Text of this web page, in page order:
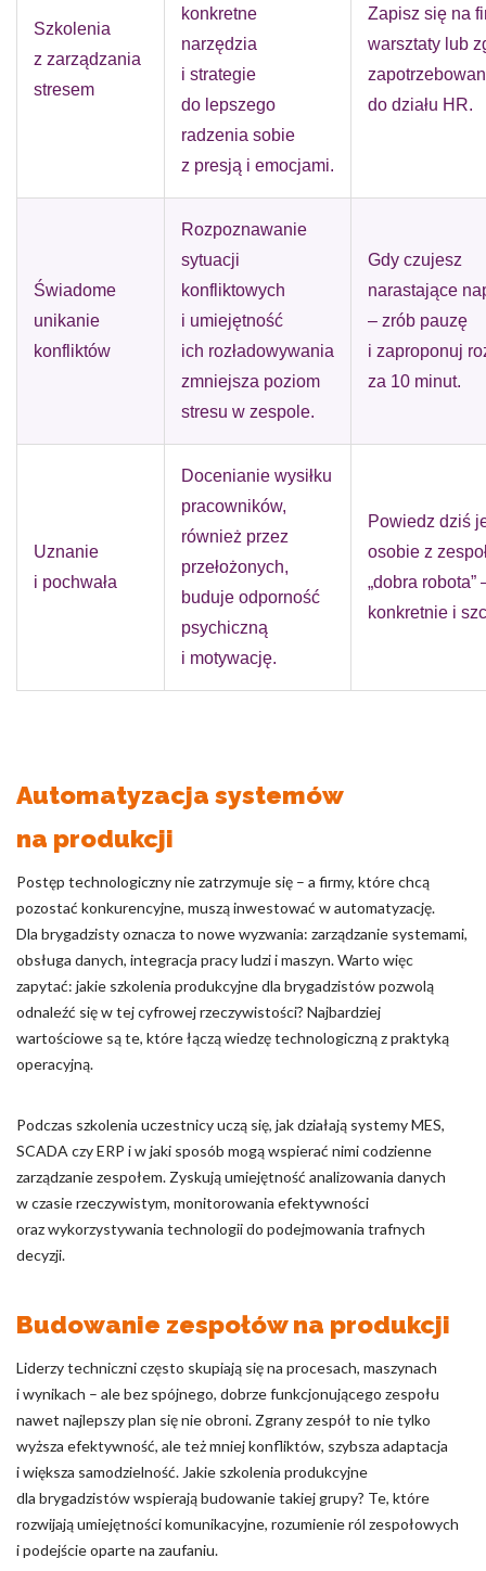
Szkolenia
z zarządzania
stresem
konkretne
narzędzia
i strategie
do lepszego
radzenia sobie
z presją i emocjami.
Zapisz się na
warsztaty lub
do działu HR.
Świadome
unikanie
konfliktów
Rozpoznawanie
sytuacji
konfliktowych
i umiejętność
ich rozładowywania
zmniejsza poziom
stresu w zespole.
Gdy czujesz
narastające
– zrób pauzę
i zaproponuj
za 10 minut.
Uznanie
i pochwała
Docenianie wysiłku
pracowników,
również przez
przełożonych,
buduje odporność
psychiczną
i motywację.
Powiedz dziś
osobie z
„dobra robota”
konkretnie i
Automatyzacja systemów
na produkcji
Postęp technologiczny nie zatrzymuje się – a firmy, które chcą
pozostać konkurencyjne, muszą inwestować w automatyzację.
Dla brygadzisty oznacza to nowe wyzwania: zarządzanie systemami,
obsługa danych, integracja pracy ludzi i maszyn. Warto więc
zapytać: jakie szkolenia produkcyjne dla brygadzistów pozwolą
odnaleźć się w tej cyfrowej rzeczywistości? Najbardziej
wartościowe są te, które łączą wiedzę technologiczną z praktyką
operacyjną.
Podczas szkolenia uczestnicy uczą się, jak działają systemy MES,
SCADA czy ERP i w jaki sposób mogą wspierać nimi codzienne
zarządzanie zespołem. Zyskują umiejętność analizowania danych
w czasie rzeczywistym, monitorowania efektywności
oraz wykorzystywania technologii do podejmowania trafnych
decyzji.
Budowanie zespołów na produkcji
Liderzy techniczni często skupiają się na procesach, maszynach
i wynikach – ale bez spójnego, dobrze funkcjonującego zespołu
nawet najlepszy plan się nie obroni. Zgrany zespół to nie tylko
wyższa efektywność, ale też mniej konfliktów, szybsza adaptacja
i większa samodzielność. Jakie szkolenia produkcyjne
dla brygadzistów wspierają budowanie takiej grupy? Te, które
rozwijają umiejętności komunikacyjne, rozumienie ról zespołowych
i podejście oparte na zaufaniu.